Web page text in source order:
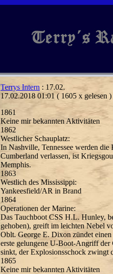
Terrys Intern : 17.02.
17.02.2018 01:01 ( 1605 x gelesen )
1861
Keine mir bekannten Aktivitäten
1862
Westlicher Schauplatz:
In Nashville, Tennessee werden
Cumberland verlassen, ist
Memphis.
1863
Westlich des Mississippi:
Yankeesfield/AR in Brand
1864
Operationen der Marine:
Das Tauchboot CSS H.L. Hunley,
gehoben), greift im leichten Nebel
Oblt. George E. Dixon zündet
erste gelungene U-Boot-Angriff der
sinkt, der Explosionsschock
1865
Keine mir bekannten Aktivitäten